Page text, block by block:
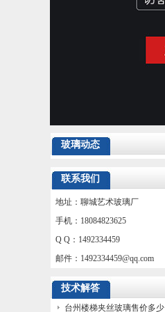
玻璃动态
联系我们
地址：聊城艺术玻璃厂
手机：18084823625
Q Q：1492334459
邮件： 1492334459@qq.com
技术解答
台州楼梯夹丝玻璃售价多少